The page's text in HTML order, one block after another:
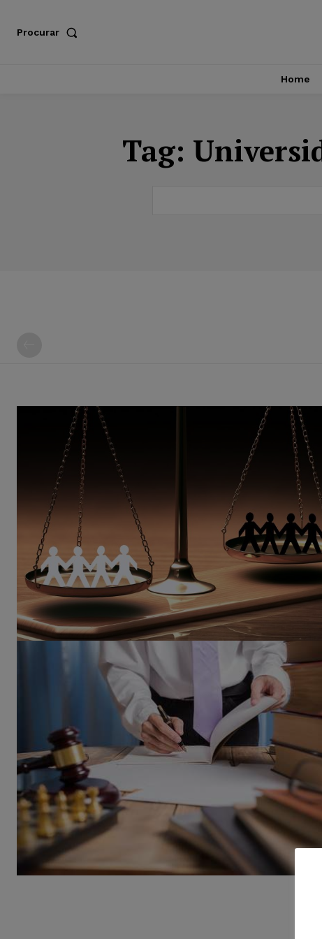
Procurar
Home
Tag: